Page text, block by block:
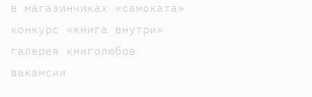
в магазинчиках «самоката»
конкурс «книга внутри»
галерея книголюбов
вакансии